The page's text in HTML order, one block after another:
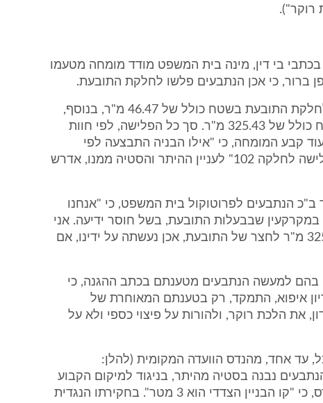
בכתבי בי דין, מינה בית המשפט מודד מומחה מטעמו
ברור, כי אכן הנתבעים פלשו לחלקת התובעת.
המומחה קבע, כי המבנה "פלש" לחלקת התובעת בשטח כולל של 46.47 מ"ר, בנוסף,
קיימת פלישה של חצר וגינון בשטח כולל של 325.43 מ"ר. סך כל הפלישה, לפי חוות
הינה 371.90 מ"ר. עוד קבע המומחה, כי "אילו הבניה התבצעה לפי
מסמכי ההיתר לא היתה נגרמת פלישה לחלקה 102" לעניין ההיתר והסטיה ממנו, אדרש
ב"כ הנתבעים לפרוטוקול בית המשפט, כי "אנחנו
46 מ"ר נבנתה במקרקעין שבבעלות התובעת, בשל חוסר ידיעה. אני
מסכים גם שהפלישה בשטח של 325 מ"ר לחצר של התובעת, אכן נעשתה על ידינו, אם
בהם למעשה הנתבעים מטענתם בכתב ההגנה, כי
איפוא, התמקד, רק בטענתם המאוחרת של
את הלכת רוקר, ולהורות על פיצוי כספי ולא על
עד אחד, מהנדס הוועדה המקומית (להלן:
נבנה בסטיה מהיתר, בניגוד למיקום הקבוע
בבקשה להיתר". עוד אישר המהנדס, כי "קו הבניין הצדדי הוא 3 מטר". בחקירתו הנגדית